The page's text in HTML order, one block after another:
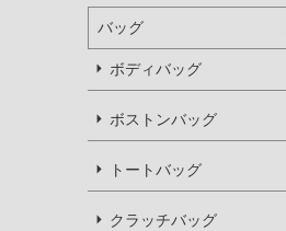
バッグ
ボディバッグ
ボストンバッグ
トートバッグ
クラッチバッグ